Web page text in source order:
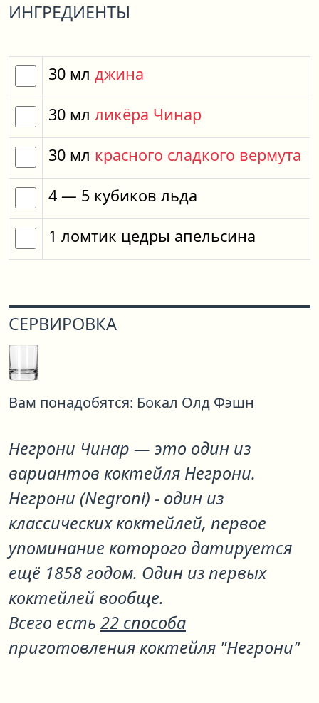
ИНГРЕДИЕНТЫ
30 мл джина
30 мл ликёра Чинар
30 мл красного сладкого вермута
4 — 5 кубиков льда
1 ломтик цедры апельсина
СЕРВИРОВКА
Вам понадобятся: Бокал Олд Фэшн
Негрони Чинар — это один из
вариантов коктейля Негрони.
Негрони (Negroni) - один из
классических коктейлей, первое
упоминание которого датируется
ещё 1858 годом. Один из первых
коктейлей вообще.
Всего есть 22 способа
приготовления коктейля "Негрони"